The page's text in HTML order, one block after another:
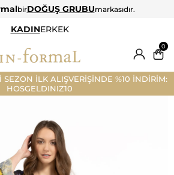
birDOĞUŞ GRUBUmarkasıdır.
KADINERKEK
0
SEZON İLK ALIŞVERİŞİNDE %10 İNDİRİM:
HOSGELDINIZ10